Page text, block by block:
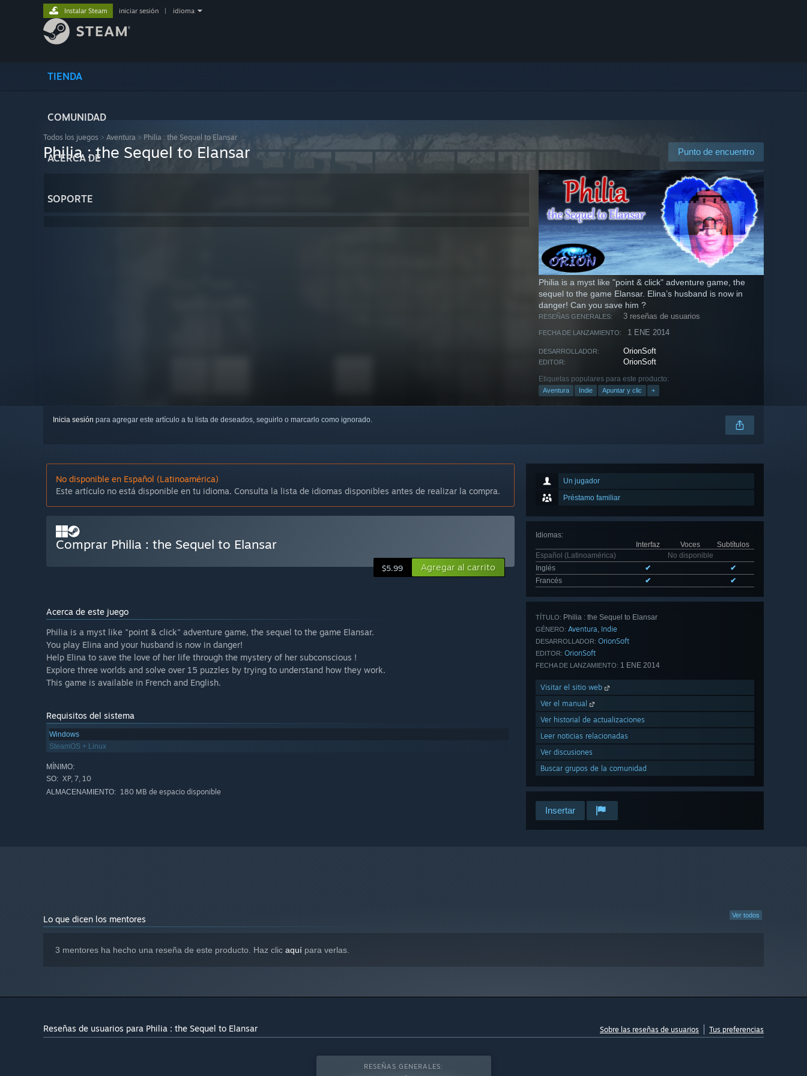
TIENDA
COMUNIDAD
ACERCA DE
SOPORTE
Instalar Steam iniciar sesión idioma
Todos los juegos > Aventura > Philia : the Sequel to Elansar
Punto de encuentro
Philia : the Sequel to Elansar
Philia is a myst like "point & click" adventure game, the
sequel to the game Elansar. Elina’s husband is now in
danger! Can you save him ?
RESEÑAS GENERALES: 3 reseñas de usuarios
FECHA DE LANZAMIENTO: 1 ENE 2014
DESARROLLADOR: OrionSoft
EDITOR: OrionSoft
Etiquetas populares para este producto:
Aventura Indie Apuntar y clic +
Inicia sesión para agregar este artículo a tu lista de deseados, seguirlo o marcarlo como ignorado.
Un jugador
Préstamo familiar
Idiomas:
Interfaz
Voces
Subtítulos
Español (Latinoamérica)
No disponible
Inglés
✔
✔
Francés
✔ ✔
TÍTULO: Philia : the Sequel to Elansar
GÉNERO: Aventura, Indie
DESARROLLADOR: OrionSoft
EDITOR: OrionSoft
FECHA DE LANZAMIENTO: 1 ENE 2014
Visitar el sitio web
Ver el manual
Ver historial de actualizaciones
Leer noticias relacionadas
Ver discusiones
Buscar grupos de la comunidad
Insertar
No disponible en Español (Latinoamérica)
Este artículo no está disponible en tu idioma. Consulta la lista de idiomas disponibles antes de realizar la compra.
Comprar Philia : the Sequel to Elansar
$5.99 Agregar al carrito
Acerca de este juego
Philia is a myst like "point & click" adventure game, the sequel to the game Elansar.
You play Elina and your husband is now in danger!
Help Elina to save the love of her life through the mystery of her subconscious !
Explore three worlds and solve over 15 puzzles by trying to understand how they work.
This game is available in French and English.
Requisitos del sistema
Windows
SteamOS + Linux
MÍNIMO:
SO: XP, 7, 10
ALMACENAMIENTO: 180 MB de espacio disponible
Ver todos
Lo que dicen los mentores
3 mentores ha hecho una reseña de este producto. Haz clic aquí para verlas.
Reseñas de usuarios para Philia : the Sequel to Elansar Sobre las reseñas de usuarios Tus preferencias
RESEÑAS GENERALES: